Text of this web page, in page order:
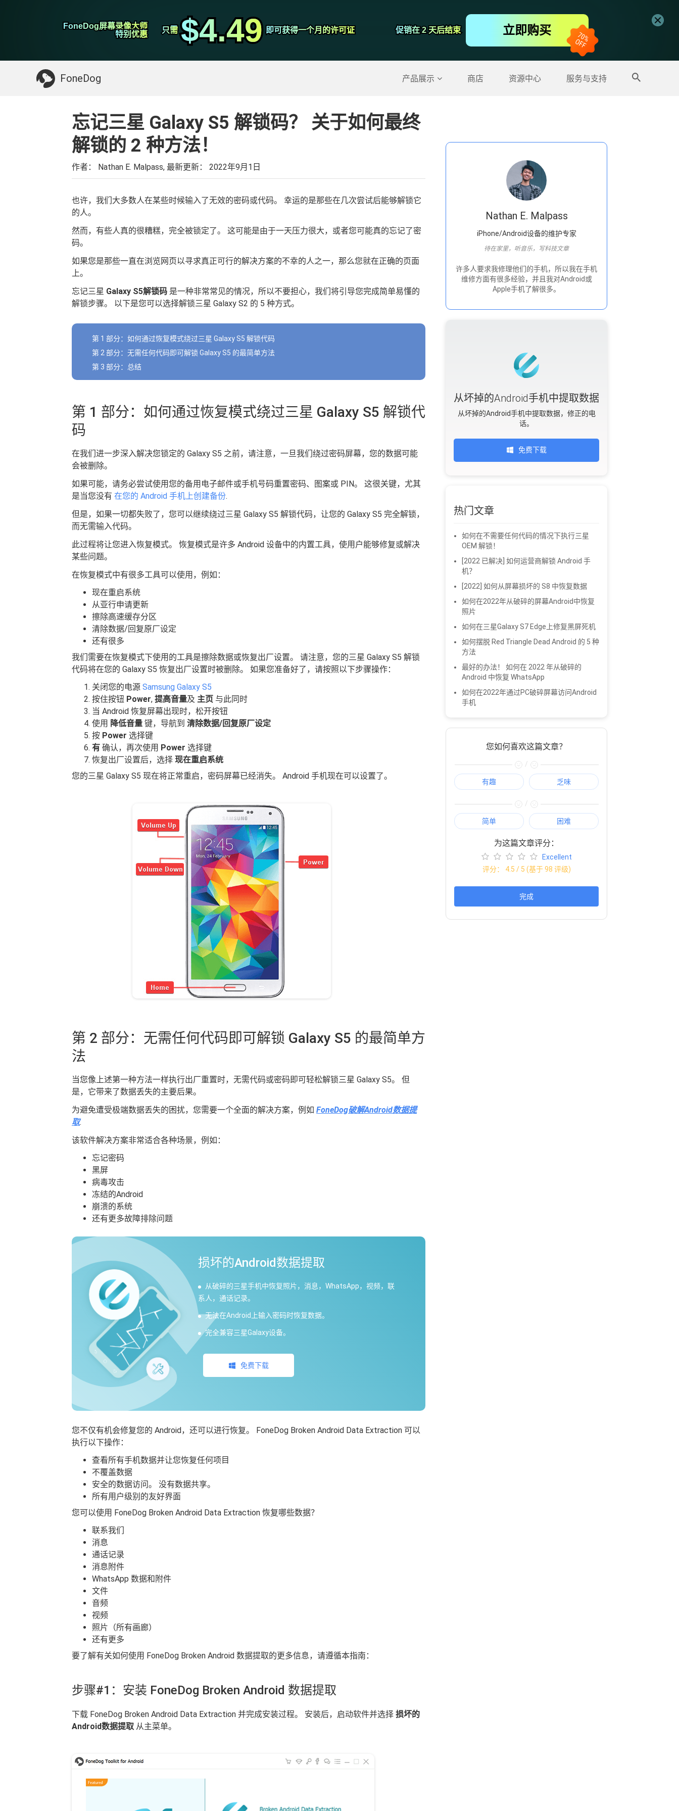
FoneDog屏幕录像大师
FoneDog屏幕录像大师
特别优惠
特别优惠 只需
只需 $4.49
$4.49 即可获得一个月的许可证
即可获得一个月的许可证 促销在 2 天后结束
促销在 2 天后结束 立即购买
FoneDog 产品展示 商店 资源中心 服务与支持
iPhone清理 屏幕录影大师
你可能需要的东西： 更多产品
忘记三星 Galaxy S5 解锁码？ 关于如何最终
解锁的 2 种方法！
作者： Nathan E. Malpass, 最新更新： 2022年9月1日
也许，我们大多数人在某些时候输入了无效的密码或代码。 幸运的是那些在几次尝试后能够解锁它
的人。
然而，有些人真的很糟糕，完全被锁定了。 这可能是由于一天压力很大，或者您可能真的忘记了密
码。
如果您是那些一直在浏览网页以寻求真正可行的解决方案的不幸的人之一，那么您就在正确的页面
上。
忘记三星 Galaxy S5解锁码 是一种非常常见的情况，所以不要担心，我们将引导您完成简单易懂的
解锁步骤。 以下是您可以选择解锁三星 Galaxy S2 的 5 种方式。
第 1 部分：如何通过恢复模式绕过三星 Galaxy S5 解锁代码
第 2 部分：无需任何代码即可解锁 Galaxy S5 的最简单方法
第 3 部分：总结
第 1 部分：如何通过恢复模式绕过三星 Galaxy S5 解锁代
码
在我们进一步深入解决您锁定的 Galaxy S5 之前，请注意，一旦我们绕过密码屏幕，您的数据可能
会被删除。
如果可能，请务必尝试使用您的备用电子邮件或手机号码重置密码、图案或 PIN。 这很关键，尤其
是当您没有 在您的 Android 手机上创建备份.
但是，如果一切都失败了，您可以继续绕过三星 Galaxy S5 解锁代码，让您的 Galaxy S5 完全解锁，
而无需输入代码。
此过程将让您进入恢复模式。 恢复模式是许多 Android 设备中的内置工具，使用户能够修复或解决
某些问题。
在恢复模式中有很多工具可以使用，例如：
现在重启系统
从亚行申请更新
擦除高速缓存分区
清除数据/回复原厂设定
还有很多
我们需要在恢复模式下使用的工具是擦除数据或恢复出厂设置。 请注意，您的三星 Galaxy S5 解锁
代码将在您的 Galaxy S5 恢复出厂设置时被删除。 如果您准备好了，请按照以下步骤操作：
关闭您的电源 Samsung Galaxy S5
按住按钮 Power, 提高音量及 主页 与此同时
当 Android 恢复屏幕出现时，松开按钮
使用 降低音量 键，导航到 清除数据/回复原厂设定
按 Power 选择键
有 确认，再次使用 Power 选择键
恢复出厂设置后，选择 现在重启系统
您的三星 Galaxy S5 现在将正常重启，密码屏幕已经消失。 Android 手机现在可以设置了。
第 2 部分：无需任何代码即可解锁 Galaxy S5 的最简单方
法
当您像上述第一种方法一样执行出厂重置时，无需代码或密码即可轻松解锁三星 Galaxy S5。 但
是，它带来了数据丢失的主要后果。
为避免遭受极端数据丢失的困扰，您需要一个全面的解决方案，例如 FoneDog破解Android数据提
取.
该软件解决方案非常适合各种场景，例如：
忘记密码
黑屏
病毒攻击
冻结的Android
崩溃的系统
还有更多故障排除问题
损坏的Android数据提取
从破碎的三星手机中恢复照片，消息，WhatsApp，视频，联
系人，通话记录。
无法在Android上输入密码时恢复数据。
完全兼容三星Galaxy设备。
免费下载
您不仅有机会修复您的 Android，还可以进行恢复。 FoneDog Broken Android Data Extraction 可以
执行以下操作：
查看所有手机数据并让您恢复任何项目
不覆盖数据
安全的数据访问。 没有数据共享。
所有用户级别的友好界面
您可以使用 FoneDog Broken Android Data Extraction 恢复哪些数据？
联系我们
消息
通话记录
消息附件
WhatsApp 数据和附件
文件
音频
视频
照片（所有画廊）
还有更多
要了解有关如何使用 FoneDog Broken Android 数据提取的更多信息，请遵循本指南：
步骤#1：安装 FoneDog Broken Android 数据提取
下载 FoneDog Broken Android Data Extraction 并完成安装过程。 安装后，启动软件并选择 损坏的
Android数据提取 从主菜单。
Nathan E. Malpass
iPhone/Android设备的维护专家
待在家里，听音乐，写科技文章
许多人要求我修理他们的手机，所以我在手机
维修方面有很多经验，并且我对Android或
Apple手机了解很多。
从坏掉的Android手机中提取数据
从坏掉的Android手机中提取数据，修正的电
话。
免费下载
热门文章
如何在不需要任何代码的情况下执行三星
OEM 解锁！
[2022 已解决] 如何运营商解锁 Android 手
机？
[2022] 如何从屏幕损坏的 S8 中恢复数据
如何在2022年从破碎的屏幕Android中恢复
照片
如何在三星Galaxy S7 Edge上修复黑屏死机
如何摆脱 Red Triangle Dead Android 的 5 种
方法
最好的办法！ 如何在 2022 年从破碎的
Android 中恢复 WhatsApp
如何在2022年通过PC破碎屏幕访问Android
手机
您如何喜欢这篇文章？
/
有趣 乏味
/
简单 困难
为这篇文章评分：
Excellent
评分： 4.5 / 5 (基于98 评级)
完成